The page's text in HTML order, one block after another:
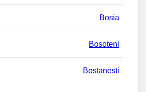
Bosia
Bosoteni
Bostanesti